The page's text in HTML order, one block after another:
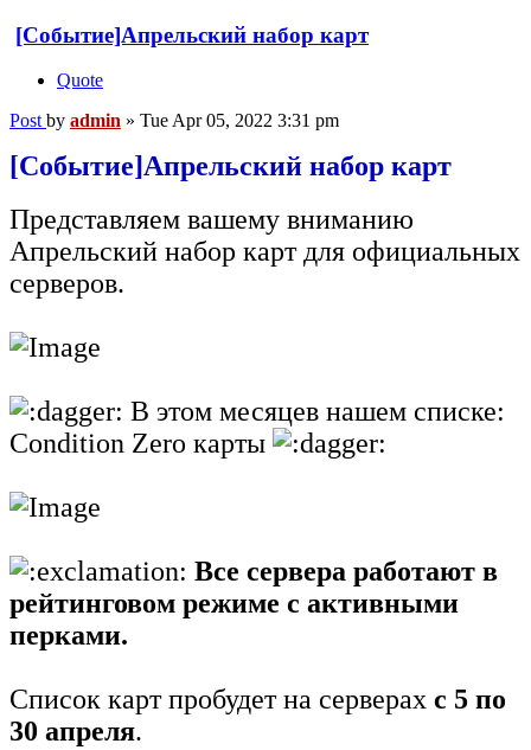
[Событие]Апрельский набор карт
Quote
Post by admin » Tue Apr 05, 2022 3:31 pm
[Событие]Апрельский набор карт
Представляем вашему вниманию
Апрельский набор карт для официальных
серверов.
В этом месяцев нашем списке:
Condition Zero карты
Все сервера работают в
рейтинговом режиме с активными
перками.
Список карт пробудет на серверах с 5 по
30 апреля.